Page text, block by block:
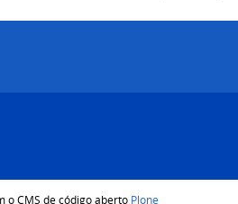
o CMS de código aberto Plone